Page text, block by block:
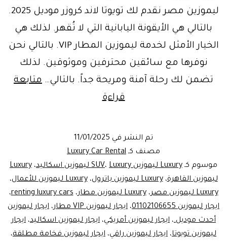
ليموزين مصر نقدم لك تويوتا لاند كروزر موديل 2025.
بالتالي هي الأيقونة اليابانية التي لا تُقهر. لذلك هي
الخيار الأمثل لخدمة ليموزين المطار VIP. بالتالي نحن
نوفرها مع سائقين محترفين وموثوقين. لذلك
تضمن لك رحلة آمنة ومريحة جداً. بالتالي… متابعة
قراءة
ليموزين
في
مطار
القاهرة:
تجربة
حجز
السيارات
تم النشر في 11/01/2025
مصنف كـ Luxury Car Rental
موسوم كـ Luxury ليموزين SUV ، Luxury ليموزين اسكاليد ، Luxury
ليموزين القاهرة،Luxury ليموزين باترول ،Luxury ليموزين للأعمال
،
Luxury ليموزين مصر
،Luxury ليموزين مطار ،renting luxury cars،
ايجار ليموزين 01102106655
، ايجار ليموزين VIP مطار ، ايجار ليموزين
أحدث موديل.، ايجار ليموزين أمريكي، ايجار ليموزين اسكاليد، ايجار
ليموزين تويوتا، ايجار ليموزين راقي، ايجار ليموزين فخامة مطلقة،